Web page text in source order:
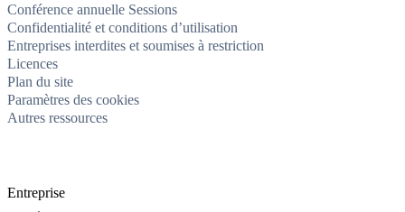
Conférence annuelle Sessions
Confidentialité et conditions d’utilisation
Entreprises interdites et soumises à restriction
Licences
Plan du site
Paramètres des cookies
Autres ressources
Entreprise